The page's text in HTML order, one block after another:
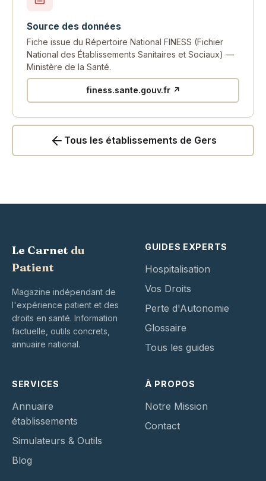
Source des données
Fiche issue du Répertoire National FINESS (Fichier
National des Établissements Sanitaires et Sociaux) —
Ministère de la Santé.
finess.sante.gouv.fr ↗
Tous les établissements de Gers
Le Carnet du
Patient
Magazine indépendant de
l'expérience patient et des
droits en santé. Information
factuelle, outils concrets,
annuaire national.
GUIDES EXPERTS
Hospitalisation
Vos Droits
Perte d'Autonomie
Glossaire
Tous les guides
SERVICES
Annuaire
établissements
Simulateurs & Outils
Blog
À PROPOS
Notre Mission
Contact